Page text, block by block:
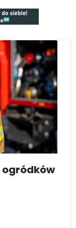
ogródków